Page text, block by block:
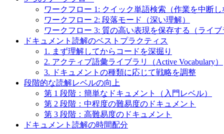
ワークフロー 1: クイック単語検索（作業を中断し
ワークフロー 2: 段落モード（深い理解）
ワークフロー 3: 質の高い表現を保存する（ライブ
ドキュメント読解のベストプラクティス
1. まず理解してからコードを深掘り
2. アクティブ語彙ライブラリ（Active Vocabulary）
3. ドキュメントの種類に応じて戦略を調整
段階的な読解レベルの向上
第 1 段階：簡単なドキュメント（入門レベル）
第 2 段階：中程度の難易度のドキュメント
第 3 段階：高難易度のドキュメント
ドキュメント読解の時間配分